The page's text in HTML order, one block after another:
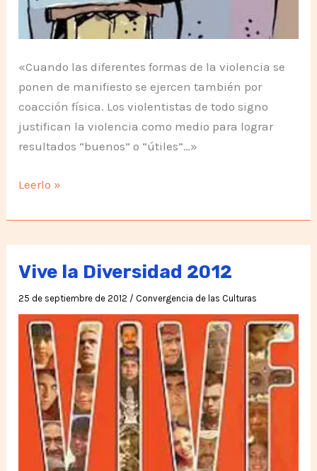
«Cuando las diferentes formas de la violencia se
ponen de manifiesto se ejercen también por
coacción física. Los violentistas de todo signo
justifican la violencia como medio para lograr
resultados “buenos” o “útiles”…»
Mamá,
es
la
Violencia?
Leerlo »
Vive la Diversidad 2012
25 de septiembre de 2012 / Convergencia de las Culturas